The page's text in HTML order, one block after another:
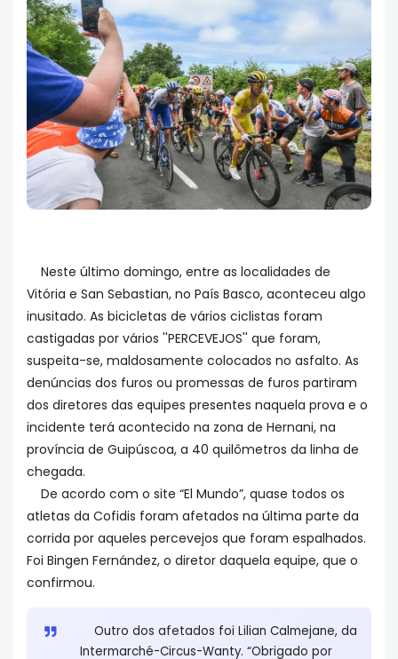
Neste último domingo, entre as localidades de
Vitória e San Sebastian, no País Basco, aconteceu algo
inusitado. As bicicletas de vários ciclistas foram
castigadas por vários ''PERCEVEJOS'' que foram,
suspeita-se, maldosamente colocados no asfalto. As
denúncias dos furos ou promessas de furos partiram
dos diretores das equipes presentes naquela prova e o
incidente terá acontecido na zona de Hernani, na
província de Guipúscoa, a 40 quilômetros da linha de
chegada.
De acordo com o site “El Mundo”, quase todos os
atletas da Cofidis foram afetados na última parte da
corrida por aqueles percevejos que foram espalhados.
Foi Bingen Fernández, o diretor daquela equipe, que o
confirmou.
Outro dos afetados foi Lilian Calmejane, da
Intermarché-Circus-Wanty. “Obrigado por